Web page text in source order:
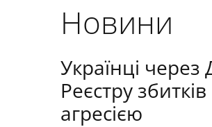
Новини
Українці
Реєстру
агресією